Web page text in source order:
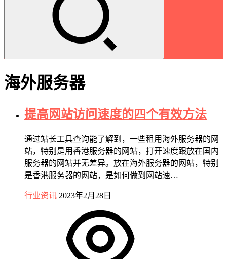
海外服务器
提高网站访问速度的四个有效方法
通过站长工具查询能了解到，一些租用海外服务器的网
站，特别是用香港服务器的网站，打开速度跟放在国内
服务器的网站并无差异。放在海外服务器的网站，特别
是香港服务器的网站，是如何做到网站速…
行业资讯 2023年2月28日